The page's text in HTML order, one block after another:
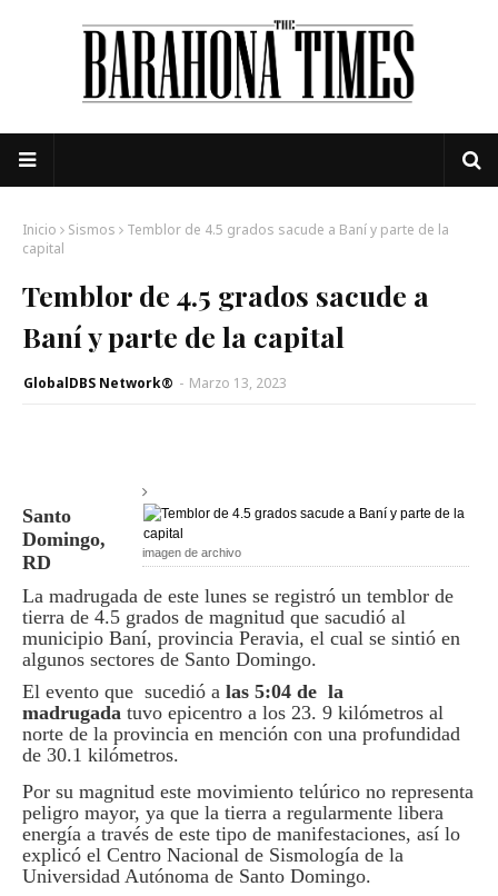
Inicio Sismos
Temblor de 4.5 grados sacude a Baní y parte de la
capital
Temblor de 4.5 grados sacude a
Baní y parte de la capital
GlobalDBS Network® - Marzo 13, 2023
imagen de archivo
Santo
Domingo,
RD
La madrugada de este lunes se registró un temblor de
tierra de 4.5 grados de magnitud que sacudió al
municipio Baní, provincia Peravia, el cual se sintió en
algunos sectores de Santo Domingo.
El evento que sucedió a las 5:04 de la
madrugada tuvo epicentro a los 23. 9 kilómetros al
norte de la provincia en mención con una profundidad
de 30.1 kilómetros.
Por su magnitud este movimiento telúrico no representa
peligro mayor, ya que la tierra a regularmente libera
energía a través de este tipo de manifestaciones, así lo
explicó el Centro Nacional de Sismología de la
Universidad Autónoma de Santo Domingo.